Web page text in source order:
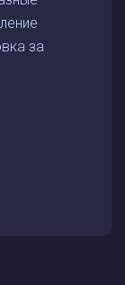
за